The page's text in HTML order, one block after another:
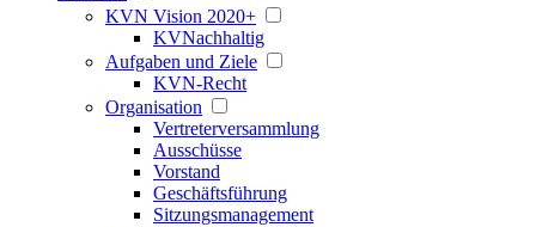
KVN Vision 2020+
KVNachhaltig
Aufgaben und Ziele
KVN-Recht
Organisation
Vertreterversammlung
Ausschüsse
Vorstand
Geschäftsführung
Sitzungsmanagement